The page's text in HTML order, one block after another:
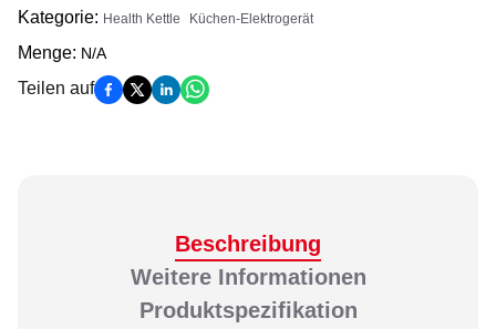
Kategorie: Health Kettle Küchen-Elektrogerät
Menge: N/A
Teilen auf
Beschreibung
Weitere Informationen
Produktspezifikation